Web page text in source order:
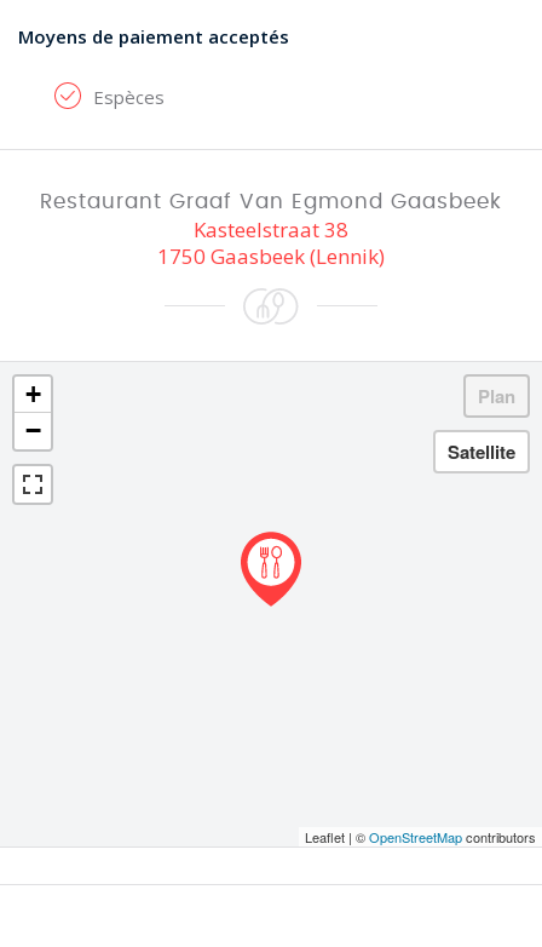
Moyens de paiement acceptés
Espèces
Restaurant Graaf Van Egmond Gaasbeek
Kasteelstraat 38
1750 Gaasbeek (Lennik)
+
−
Leaflet | ©OpenStreetMapcontributors